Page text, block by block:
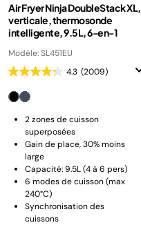
Air Fryer Ninja DoubleStack XL,
verticale, thermosonde
intelligente, 9.5L, 6-en-1
Modèle: SL451EU
4.3 (2009)
2 zones de cuisson
superposées
Gain de place, 30% moins
large
Capacité: 9.5L (4 à 6 pers)
6 modes de cuisson (max
240°C)
Synchronisation des
cuissons